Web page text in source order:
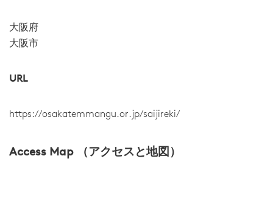
大阪府
大阪市
URL
https://osakatemmangu.or.jp/saijireki/
Access Map （アクセスと地図）